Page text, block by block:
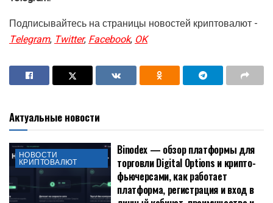
«перспективным диверсификатором» из-за низкой
корреляции цены первой криптовалюты с акциями и
перспективе.
Telegram.
Подписывайтесь на страницы новостей криптовалют -
Telegram,Twitter Facebook,OK